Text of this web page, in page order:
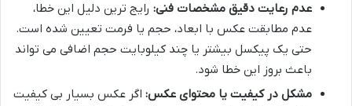
عدم رعایت دقیق مشخصات فنی: رایج ترین دلیل این خطا،
عدم مطابقت عکس با ابعاد، حجم یا فرمت تعیین شده است.
حتی یک پیکسل بیشتر یا چند کیلوبایت حجم اضافی می تواند
باعث بروز این خطا شود.
مشکل در کیفیت یا محتوای عکس: اگر عکس بسیار بی کیفیت